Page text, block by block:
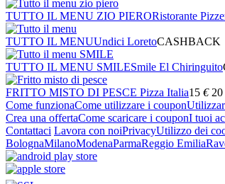
TUTTO IL MENU ZIO PIERORistorante
TUTTO IL MENUUndici LoretoCASHBACK
TUTTO IL MENU SMILESmile El Chiringuito
FRITTO MISTO DI PESCE Pizza Italia15 € 20
Come funzionaCome utilizzare i coupon
Crea una offertaCome scaricare i couponI tuoi
Contattaci Lavora con noiPrivacyUtilizzo dei
BolognaMilanoModenaParmaReggio Emilia